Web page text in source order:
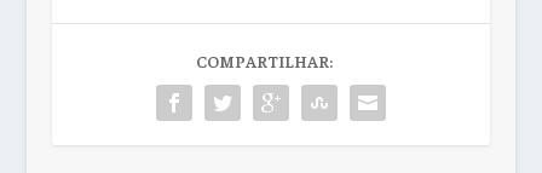
COMPARTILHAR: